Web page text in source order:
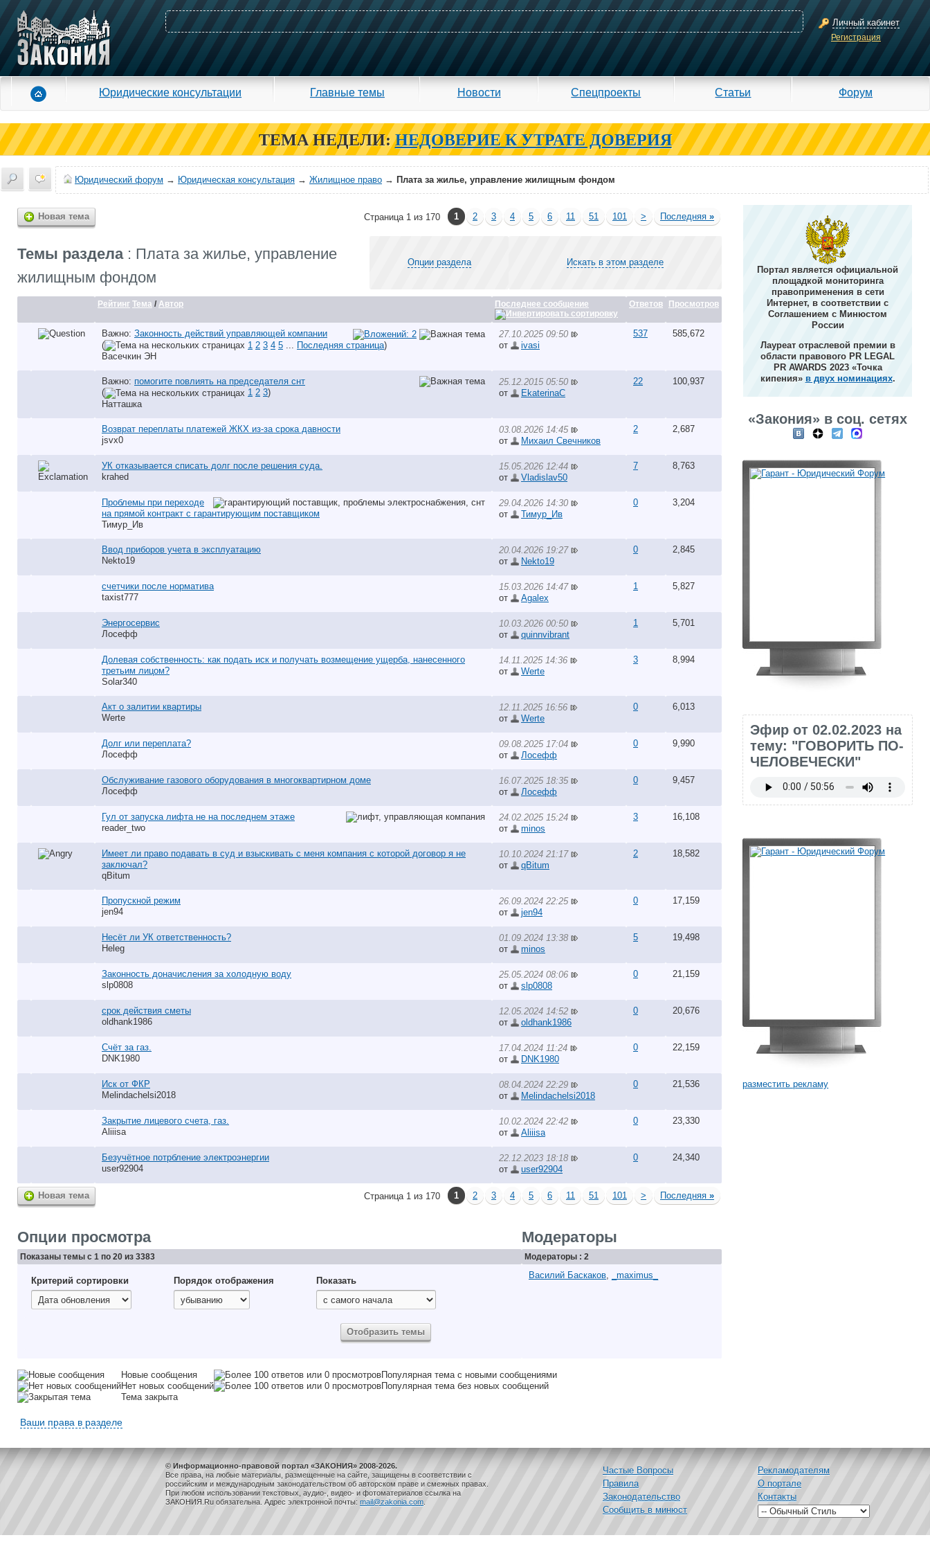
Личный кабинет
Регистрация
Юридические консультации Главные темы Новости Спецпроекты Статьи Форум
ТЕМА НЕДЕЛИ: НЕДОВЕРИЕ К УТРАТЕ ДОВЕРИЯ
Юридический форум → Юридическая консультация → Жилищное право → Плата за жилье, управление жилищным фондом
Новая тема Страница 1 из 170 1 2 3 4 5 6 11 51 101 > Последняя »
Темы раздела: Плата за жилье, управление
жилищным фондом
Опции раздела Искать в этом разделе
Рейтинг Тема / Автор Последнее сообщение Ответов Просмотров
Важно: Законность действий управляющей компании
(
1 2 3 4 5 Последняя страница)
Васечкин ЭН
27.10.2025 09:50
от
ivasi
537 585,672
Важно: помогите повлиять на председателя снт
(
1 2 3)
Натташка
25.12.2015 05:50
от
EkaterinaC
22 100,937
Возврат переплаты платежей ЖКХ из-за срока давности
jsvx0
03.08.2026 14:45
от
Михаил Свечников
2 2,687
УК отказывается списать долг после решения суда.
krahed
15.05.2026 12:44
от
Vladislav50
7 8,763
Проблемы при переходе
на прямой контракт с гарантирующим поставщиком
Тимур_Ив
29.04.2026 14:30
от
Тимур_Ив
0 3,204
Ввод приборов учета в эксплуатацию
Nekto19
20.04.2026 19:27
от
Nekto19
0 2,845
счетчики после норматива
taxist777
15.03.2026 14:47
от
Agalex
1 5,827
Энергосервис
Лосефф
10.03.2026 00:50
от
quinnvibrant
1 5,701
Долевая собственность: как подать иск и получать возмещение ущерба, нанесенного
третьим лицом?
Solar340
14.11.2025 14:36
от
Werte
3 8,994
Акт о залитии квартиры
Werte
12.11.2025 16:56
от
Werte
0 6,013
Долг или переплата?
Лосефф
09.08.2025 17:04
от
Лосефф
0 9,990
Обслуживание газового оборудования в многоквартирном доме
Лосефф
16.07.2025 18:35
от
Лосефф
0 9,457
Гул от запуска лифта не на последнем этаже
reader_two
24.02.2025 15:24
от
minos
3 16,108
Имеет ли право подавать в суд и взыскивать с меня компания с которой договор я не
заключал?
qBitum
10.10.2024 21:17
от
qBitum
2 18,582
Пропускной режим
jen94
26.09.2024 22:25
от
jen94
0 17,159
Несёт ли УК ответственность?
Heleg
01.09.2024 13:38
от
minos
5 19,498
Законность доначисления за холодную воду
slp0808
25.05.2024 08:06
от
slp0808
0 21,159
срок действия сметы
oldhank1986
12.05.2024 14:52
от
oldhank1986
0 20,676
Счёт за газ.
DNK1980
17.04.2024 11:24
от
DNK1980
0 22,159
Иск от ФКР
Melindachelsi2018
08.04.2024 22:29
от
Melindachelsi2018
0 21,536
Закрытие лицевого счета, газ.
Aliiisa
10.02.2024 22:42
от
Aliiisa
0 23,330
Безучётное потрбление электроэнергии
user92904
22.12.2023 18:18
от
user92904
0 24,340
Новая тема Страница 1 из 170 1 2 3 4 5 6 11 51 101 > Последняя »
Опции просмотра Модераторы
Показаны темы с 1 по 20 из 3383 Модераторы : 2
Критерий сортировки Порядок отображения Показать
Василий Баскаков, _maximus_
Новые сообщения
Популярная тема с новыми сообщениями
Нет новых сообщений
Популярная тема без новых сообщений
Тема закрыта
Ваши права в разделе
Портал является официальной
площадкой мониторинга
правоприменения в сети
Интернет, в соответствии с
Соглашением с Минюстом
России
Лауреат отраслевой премии в
области правового PR LEGAL
PR AWARDS 2023 «Точка
кипения» в двух номинациях.
«Закония» в соц. сетях
Эфир от 02.02.2023 на
тему: "ГОВОРИТЬ ПО-
ЧЕЛОВЕЧЕСКИ"
разместить рекламу
© Информационно-правовой портал «ЗАКОНИЯ» 2008-2026.
Все права, на любые материалы, размещенные на сайте, защищены в соответствии с
российским и международным законодательством об авторском праве и смежных правах.
При любом использовании текстовых, аудио-, видео- и фотоматериалов ссылка на
ЗАКОНИЯ.Ru обязательна. Адрес электронной почты: mail@zakonia.com
Частые Вопросы
Правила
Законодательство
Сообщить в минюст
Рекламодателям
О портале
Контакты